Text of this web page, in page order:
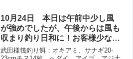
ワハギ・キスなど魚種も豊富に！
サバも大漁ゲットでした‼︎
CHAN様筏釣り餌：オキアミ他...
10月24日 本日は午前中少し風
が強めでしたが、午後からは風も
収まり釣り日和に！お客様少なか
ったですが、ほとんどの方にお写
武田様筏釣り餌：オキアミ、サナギ20-